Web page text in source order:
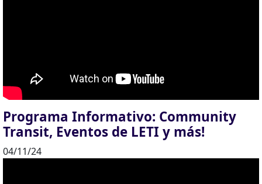
Programa Informativo: Community
Transit, Eventos de LETI y más!
04/11/24